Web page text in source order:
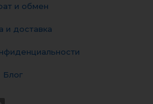
и обмен
и доставка
Блог